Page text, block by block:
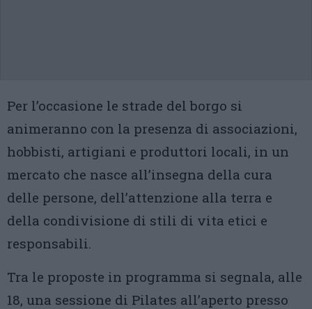
Per l’occasione le strade del borgo si
animeranno con la presenza di associazioni,
hobbisti, artigiani e produttori locali, in un
mercato che nasce all’insegna della cura
delle persone, dell’attenzione alla terra e
della condivisione di stili di vita etici e
responsabili.
Tra le proposte in programma si segnala, alle
18, una sessione di Pilates all’aperto presso